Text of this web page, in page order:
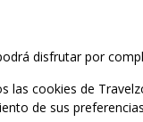
disfrutar por
las cookies de
de sus